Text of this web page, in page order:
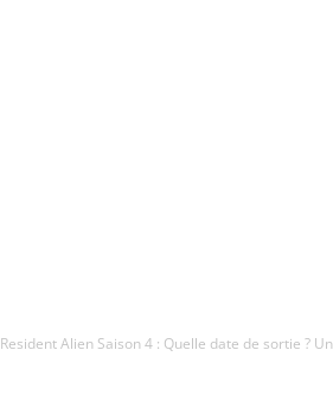
Resident Alien Saison 4 : Quelle date de sortie ?